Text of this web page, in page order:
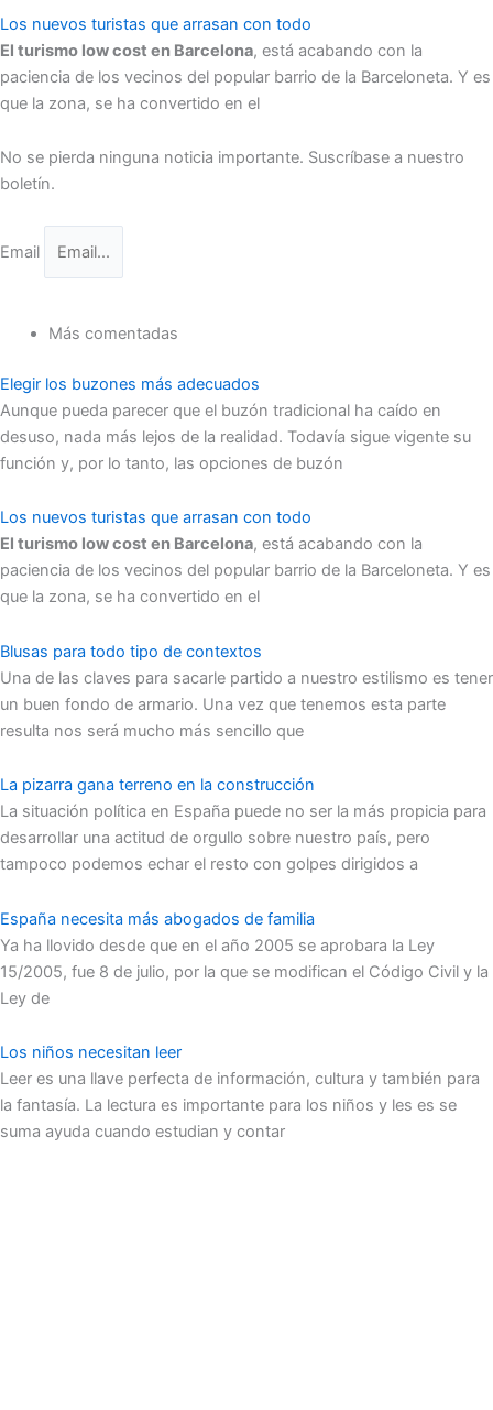
Los nuevos turistas que arrasan con todo
El turismo low cost en Barcelona, está acabando con la
paciencia de los vecinos del popular barrio de la Barceloneta. Y es
que la zona, se ha convertido en el
No se pierda ninguna noticia importante. Suscríbase a nuestro
boletín.
Email
Más comentadas
Elegir los buzones más adecuados
Aunque pueda parecer que el buzón tradicional ha caído en
desuso, nada más lejos de la realidad. Todavía sigue vigente su
función y, por lo tanto, las opciones de buzón
Los nuevos turistas que arrasan con todo
El turismo low cost en Barcelona, está acabando con la
paciencia de los vecinos del popular barrio de la Barceloneta. Y es
que la zona, se ha convertido en el
Blusas para todo tipo de contextos
Una de las claves para sacarle partido a nuestro estilismo es tener
un buen fondo de armario. Una vez que tenemos esta parte
resulta nos será mucho más sencillo que
La pizarra gana terreno en la construcción
La situación política en España puede no ser la más propicia para
desarrollar una actitud de orgullo sobre nuestro país, pero
tampoco podemos echar el resto con golpes dirigidos a
España necesita más abogados de familia
Ya ha llovido desde que en el año 2005 se aprobara la Ley
15/2005, fue 8 de julio, por la que se modifican el Código Civil y la
Ley de
Los niños necesitan leer
Leer es una llave perfecta de información, cultura y también para
la fantasía. La lectura es importante para los niños y les es se
suma ayuda cuando estudian y contar